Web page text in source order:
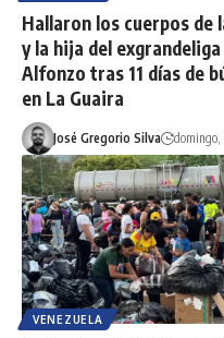
Hallaron los cuerpos de
y la hija del
Alfonzo tras 11 días de
en La Guaira
José Gregorio Silva
VENEZUELA